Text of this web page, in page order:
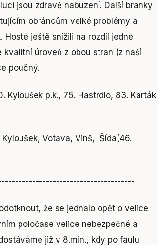
jsou zdravě nabuzení. Další branky
obráncům velké problémy a
Hosté ještě snížili na rozdíl jedné
kvalitní úroveň z obou stran (z naší
poučný.
Kyloušek p.k., 75. Hastrdlo, 83. Karták
Kyloušek, Votava, Vinš, Šída(46.
že se jednalo opět o velice
poločase velice nebezpečné a
již v 8.min., kdy po faulu